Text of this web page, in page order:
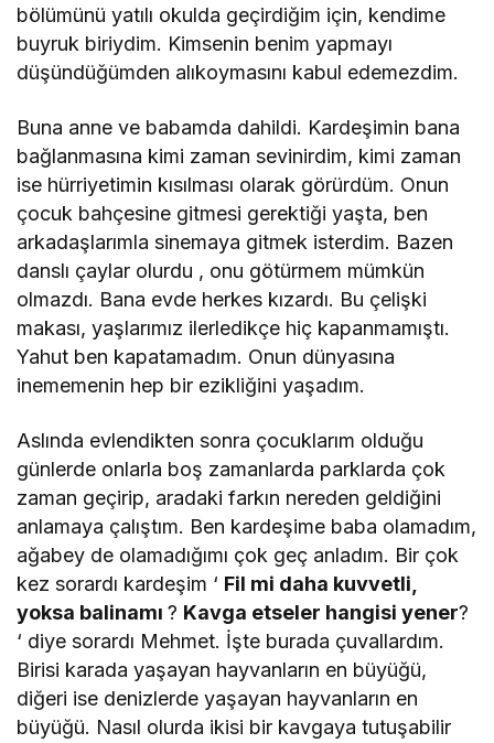
bölümünü yatılı okulda geçirdiğim için, kendime
buyruk biriydim. Kimsenin benim yapmayı
düşündüğümden alıkoymasını kabul edemezdim.
Buna anne ve babamda dahildi. Kardeşimin bana
bağlanmasına kimi zaman sevinirdim, kimi zaman
ise hürriyetimin kısılması olarak görürdüm. Onun
çocuk bahçesine gitmesi gerektiği yaşta, ben
arkadaşlarımla sinemaya gitmek isterdim. Bazen
danslı çaylar olurdu , onu götürmem mümkün
olmazdı. Bana evde herkes kızardı. Bu çelişki
makası, yaşlarımız ilerledikçe hiç kapanmamıştı.
Yahut ben kapatamadım. Onun dünyasına
inememenin hep bir ezikliğini yaşadım.
Aslında evlendikten sonra çocuklarım olduğu
günlerde onlarla boş zamanlarda parklarda çok
zaman geçirip, aradaki farkın nereden geldiğini
anlamaya çalıştım. Ben kardeşime baba olamadım,
ağabey de olamadığımı çok geç anladım. Bir çok
kez sorardı kardeşim ‘ Fil mi daha kuvvetli,
yoksa balinamı? Kavga etseler hangisi yener?
‘ diye sorardı Mehmet. İşte burada çuvallardım.
Birisi karada yaşayan hayvanların en büyüğü,
diğeri ise denizlerde yaşayan hayvanların en
büyüğü. Nasıl olurda ikisi bir kavgaya tutuşabilir